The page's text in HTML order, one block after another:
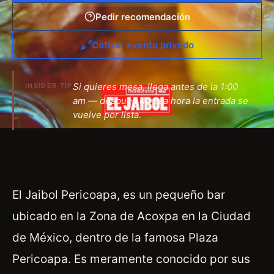
Pedir recomendación
Cotizar evento privado
INSIDER TIP Si quieres mesa, llega antes de la 1:00
am — después de esa hora la entrada se
vuelve por lista.
El Jaibol Pericoapa, es un pequeño bar
ubicado en la Zona de Acoxpa en la Ciudad
de México, dentro de la famosa Plaza
Pericoapa. Es meramente conocido por sus